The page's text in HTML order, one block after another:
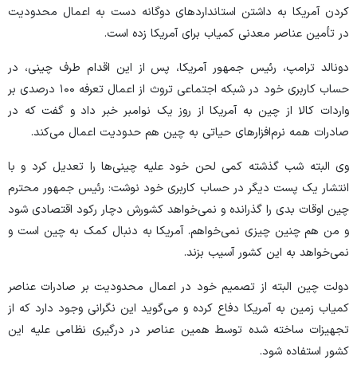
کردن آمریکا به داشتن استاندارد‌های دوگانه دست به اعمال محدودیت
در تأمین عناصر معدنی کمیاب برای آمریکا زده است.
دونالد ترامپ، رئیس جمهور آمریکا، پس از این اقدام طرف چینی، در
حساب کاربری خود در شبکه اجتماعی تروث از اعمال تعرفه ۱۰۰ درصدی بر
واردات کالا از چین به آمریکا از روز یک نوامبر خبر داد و گفت که در
صادرات همه نرم‌افزار‌های حیاتی به چین هم حدودیت اعمال می‌کند.
وی البته شب گذشته کمی لحن خود علیه چینی‌ها را تعدیل کرد و با
انتشار یک پست دیگر در حساب کاربری خود نوشت: رئیس جمهور محترم
چین اوقات بدی را گذرانده و نمی‌خواهد کشورش دچار رکود اقتصادی شود
و من هم چنین چیزی نمی‌خواهم. آمریکا به دنبال کمک به چین است و
نمی‌خواهد به این کشور آسیب بزند.
دولت چین البته از تصمیم خود در اعمال محدودیت بر صادرات عناصر
کمیاب زمین به آمریکا دفاع کرده و می‌گوید این نگرانی وجود دارد که از
تجهیزات ساخته شده توسط همین عناصر در درگیری نظامی علیه این
کشور استفاده شود.